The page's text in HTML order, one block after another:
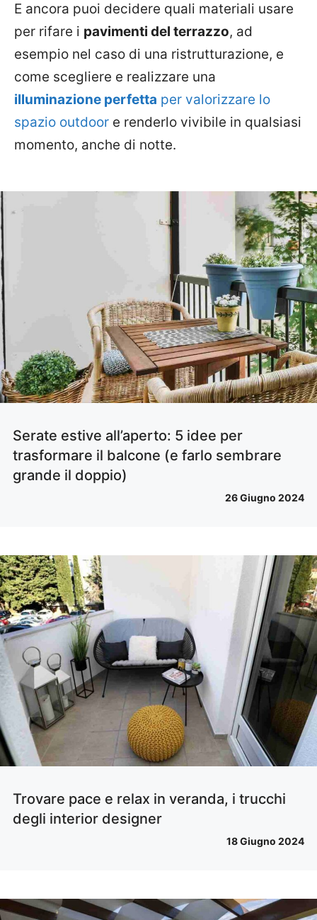
E ancora puoi decidere quali materiali usare
per rifare i pavimenti del terrazzo, ad
esempio nel caso di una ristrutturazione, e
come scegliere e realizzare una
illuminazione perfetta per valorizzare lo
spazio outdoor e renderlo vivibile in qualsiasi
momento, anche di notte.
Serate estive all’aperto: 5 idee per
trasformare il balcone (e farlo sembrare
grande il doppio)
26 Giugno 2024
Trovare pace e relax in veranda, i trucchi
degli interior designer
18 Giugno 2024